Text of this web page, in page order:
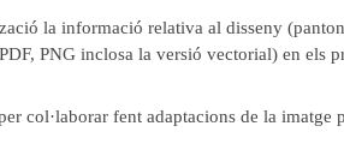
la informació relativa al disseny
PNG inclosa la versió vectorial) en els
col·laborar fent adaptacions de la imatge